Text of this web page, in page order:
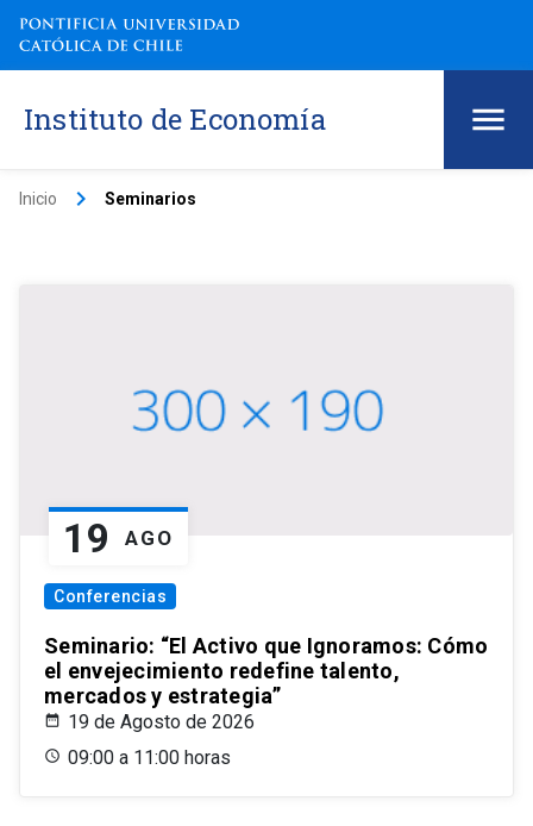
Instituto de Economía
Inicio keyboard_arrow_right Seminarios
19 AGO
Conferencias
Seminario: “El Activo que Ignoramos: Cómo
el envejecimiento redefine talento,
mercados y estrategia”
19 de Agosto de 2026
09:00 a 11:00 horas